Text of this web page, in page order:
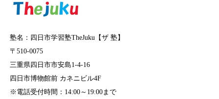
塾名：四日市学習塾TheJuku【ザ 塾】
〒510-0075
三重県四日市市安島1-4-16
四日市博物館前 カネニビル4F
※電話受付時間：14:00～19:00まで